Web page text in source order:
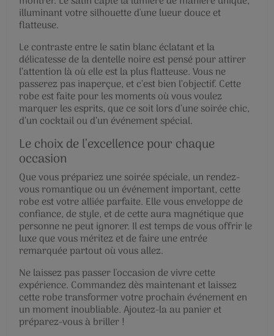
illuminant votre silhouette d'une lueur douce et
flatteuse.
Le contraste entre le satin blanc éclatant et la
délicatesse de la dentelle noire est pensé pour attirer
l’attention là où elle est la plus flatteuse. Vous ne
passerez pas inaperçue, et c’est bien l’objectif. Cette
robe est faite pour les moments où vous voulez
marquer les esprits, que ce soit lors d’une soirée chic,
d’un cocktail ou d’un événement spécial.
Le choix de l’excellence pour chaque
occasion
Que vous prépariez une soirée spéciale, un rendez-
vous romantique ou un événement important, cette
robe est votre alliée parfaite. Elle vous enveloppe de
confiance, de style, et de cette aura magnétique que
personne ne peut ignorer. Il est temps de vous offrir le
luxe que vous méritez et de faire une entrée
remarquée partout où vous allez.
Ne laissez pas passer l'occasion de vivre cette
expérience. Commandez dès maintenant et laissez
cette robe transformer votre prochain événement en
un moment inoubliable. Ajoutez-la au panier et
préparez-vous à briller !